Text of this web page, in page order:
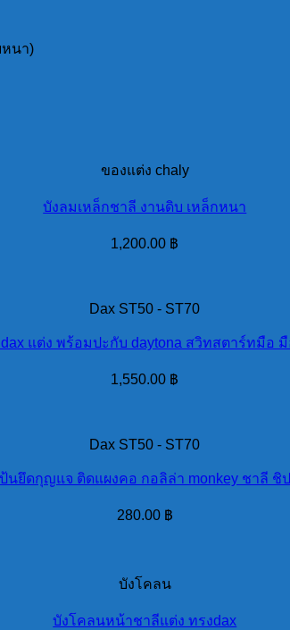
หนา)
ของแต่ง chaly
บังลมเหล็กชาลี งานดิบ เหล็กหนา
1,200.00 ฿
Dax ST50 - ST70
แต่ง พร้อมปะกับ daytona สวิทสตาร์ทมือ มื
1,550.00 ฿
Dax ST50 - ST70
นยึดกุญแจ ติดแผงคอ กอลิล่า monkey ชาลี ชิ
280.00 ฿
บังโคลน
บังโคลนหน้าชาลีแต่ง ทรงdax